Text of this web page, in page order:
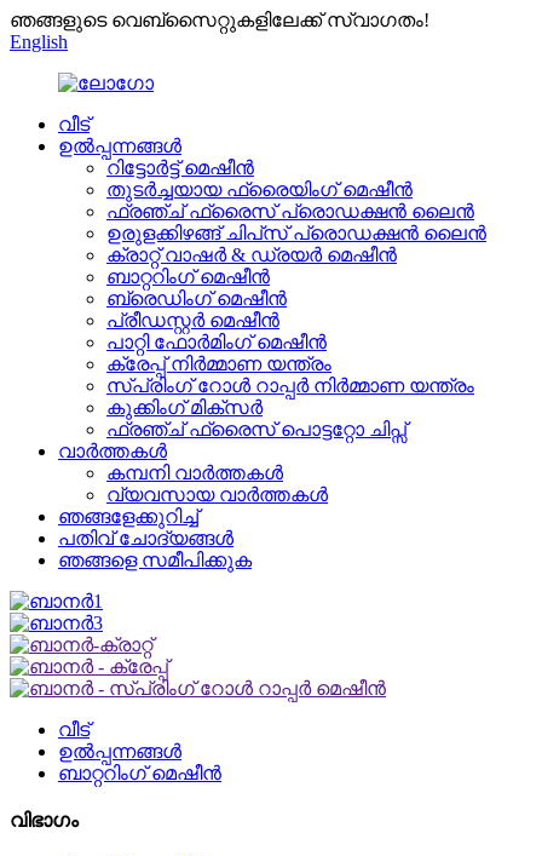
ഞങ്ങളുടെ വെബ്സൈറ്റുകളിലേക്ക് സ്വാഗതം!
English
വീട്
ഉൽപ്പന്നങ്ങൾ
റിട്ടോർട്ട് മെഷീൻ
തുടർച്ചയായ ഫ്രൈയിംഗ് മെഷീൻ
ഫ്രഞ്ച് ഫ്രൈസ് പ്രൊഡക്ഷൻ ലൈൻ
ഉരുളക്കിഴങ്ങ് ചിപ്‌സ് പ്രൊഡക്ഷൻ ലൈൻ
ക്രാറ്റ് വാഷർ & ഡ്രയർ മെഷീൻ
ബാറ്ററിംഗ് മെഷീൻ
ബ്രെഡിംഗ് മെഷീൻ
പ്രീഡസ്റ്റർ മെഷീൻ
പാറ്റി ഫോർമിംഗ് മെഷീൻ
ക്രേപ്പ് നിർമ്മാണ യന്ത്രം
സ്പ്രിംഗ് റോൾ റാപ്പർ നിർമ്മാണ യന്ത്രം
കുക്കിംഗ് മിക്സർ
ഫ്രഞ്ച് ഫ്രൈസ് പൊട്ടറ്റോ ചിപ്സ്
വാർത്തകൾ
കമ്പനി വാർത്തകൾ
വ്യവസായ വാർത്തകൾ
ഞങ്ങളേക്കുറിച്ച്
പതിവ് ചോദ്യങ്ങൾ
ഞങ്ങളെ സമീപിക്കുക
വീട്
ഉൽപ്പന്നങ്ങൾ
ബാറ്ററിംഗ് മെഷീൻ
വിഭാഗം